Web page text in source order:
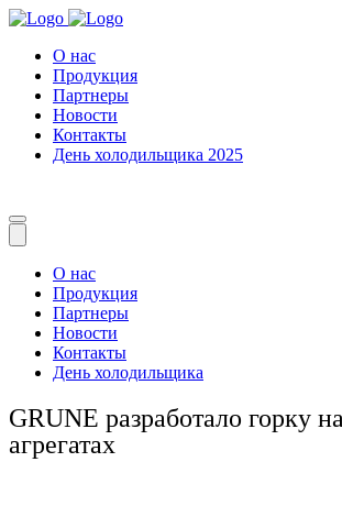
О нас
Продукция
Партнеры
Новости
Контакты
День холодильщика 2025
О нас
Продукция
Партнеры
Новости
Контакты
День холодильщика
GRUNE разработало горку
агрегатах